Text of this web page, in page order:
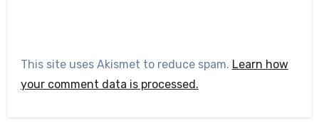
This site uses Akismet to reduce spam. Learn how
your comment data is processed.